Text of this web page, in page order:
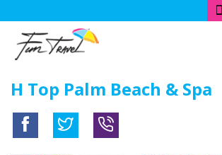
H Top Palm Beach & Spa